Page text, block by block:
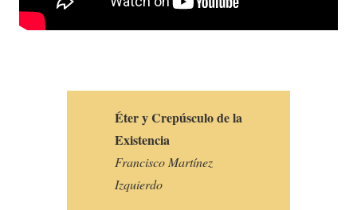
Éter y Crepúsculo de la
Existencia
Francisco Martínez
Izquierdo